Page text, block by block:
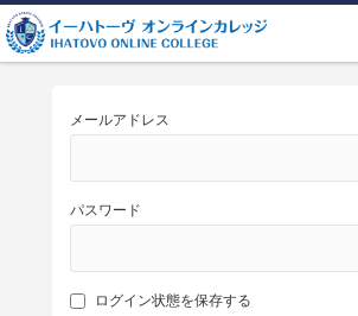
メールアドレス
パスワード
ログイン状態を保存する